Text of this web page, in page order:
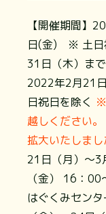
【開催期間】
日(金) ※ 土日
31日（木）ま
2022年2月21
日祝日を除く ※
越しください。
拡大いたしまし
21日（月）～3
（金） 16：
はぐくみセン